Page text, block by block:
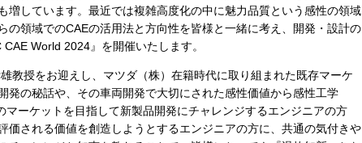
増しています。最近では複雑高度化の中に魅力品質という感性の領域
の領域でのCAEの活用法と方向性を皆様と一緒に考え、開発・設計の
World 2024』を開催いたします。
教授をお迎えし、マツダ（株）在籍時代に取り組まれた既存マーケ
発の秘話や、その車両開発で大切にされた感性価値から感性工学
ーケットを目指して新製品開発にチャレンジするエンジニアの方
価される価値を創造しようとするエンジニアの方に、共通の気付きや